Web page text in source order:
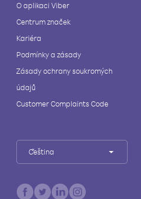
O aplikaci Viber
Centrum značek
Kariéra
Podmínky a zásady
Zásady ochrany soukromých
údajů
Customer Complaints Code
Čeština